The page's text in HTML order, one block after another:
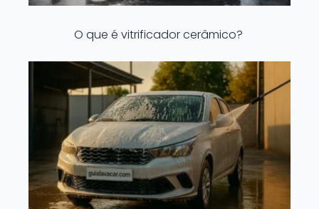
O que é vitrificador cerâmico?